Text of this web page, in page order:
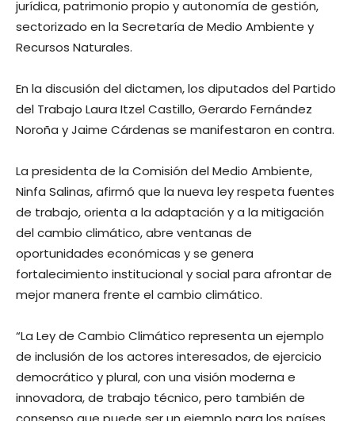
jurídica, patrimonio propio y autonomía de gestión,
sectorizado en la Secretaría de Medio Ambiente y
Recursos Naturales.
En la discusión del dictamen, los diputados del Partido
del Trabajo Laura Itzel Castillo, Gerardo Fernández
Noroña y Jaime Cárdenas se manifestaron en contra.
La presidenta de la Comisión del Medio Ambiente,
Ninfa Salinas, afirmó que la nueva ley respeta fuentes
de trabajo, orienta a la adaptación y a la mitigación
del cambio climático, abre ventanas de
oportunidades económicas y se genera
fortalecimiento institucional y social para afrontar de
mejor manera frente el cambio climático.
“La Ley de Cambio Climático representa un ejemplo
de inclusión de los actores interesados, de ejercicio
democrático y plural, con una visión moderna e
innovadora, de trabajo técnico, pero también de